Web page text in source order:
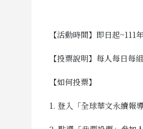
【活動時間】即日起~111
【投票說明】每人每日每
【如何投票】
1. 登入「全球華文永續報